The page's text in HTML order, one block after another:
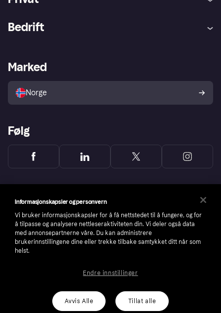
Utforsk butikker
Bedrift
Merchant portal
Marked
Norge
Følg
number: 556737-0431
Cookies Klarna.com
Informasjonskapsler og personvern
Vi bruker informasjonskapsler for å få nettstedet til å fungere, og for
å tilpasse og analysere nettleseraktiviteten din. Vi deler også data
med annonsepartnerne våre. Du kan administrere
brukerinnstillingene dine eller trekke tilbake samtykket ditt når som
helst.
Avvis Alle Tillat alle
Endre innstillinger